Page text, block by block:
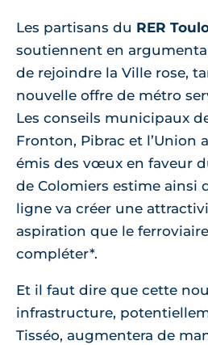
Les partisans du RER
soutiennent en
de rejoindre la Ville rose,
nouvelle offre de métro
Les conseils municipaux
Fronton, Pibrac et l’Union
émis des vœux en faveur
de Colomiers estime ainsi
ligne va créer une
aspiration que le
compléter*.
Et il faut dire que cette
infrastructure,
Tisséo, augmentera de